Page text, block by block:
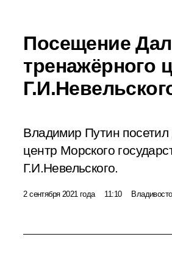
Посещение
тренажёрного
Владимир Путин
центр Морского
Г.И.Невельского.
2 сентября 2021 года 11:10